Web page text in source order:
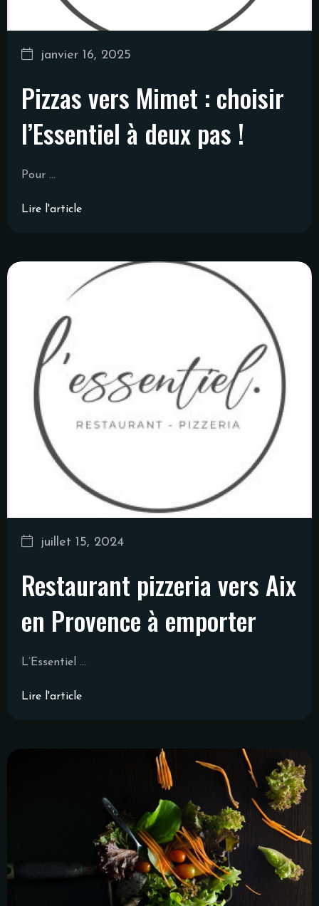
janvier 16, 2025
Pizzas vers Mimet : choisir
l’Essentiel à deux pas !
Pour ...
Lire l'article
juillet 15, 2024
Restaurant pizzeria vers Aix
en Provence à emporter
L’Essentiel ...
Lire l'article